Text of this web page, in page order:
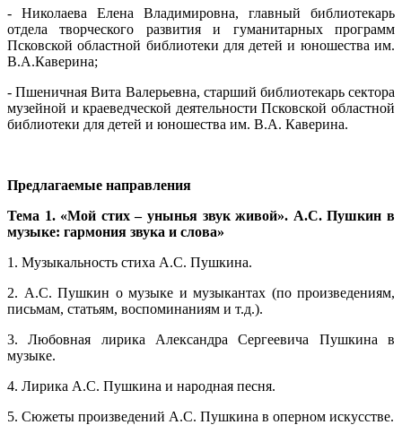
- Николаева Елена Владимировна, главный библиотекарь
отдела творческого развития и гуманитарных программ
Псковской областной библиотеки для детей и юношества им.
В.А.Каверина;
- Пшеничная Вита Валерьевна, старший библиотекарь сектора
музейной и краеведческой деятельности Псковской областной
библиотеки для детей и юношества им. В.А. Каверина.
Предлагаемые направления
Тема 1. «Мой стих – унынья звук живой». А.С. Пушкин в
музыке: гармония звука и слова»
1. Музыкальность стиха А.С. Пушкина.
2. А.С. Пушкин о музыке и музыкантах (по произведениям,
письмам, статьям, воспоминаниям и т.д.).
3. Любовная лирика Александра Сергеевича Пушкина в
музыке.
4. Лирика А.С. Пушкина и народная песня.
5. Сюжеты произведений А.С. Пушкина в оперном искусстве.